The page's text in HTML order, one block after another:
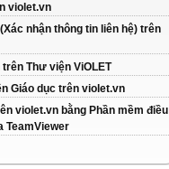
violet.vn
nhận thông tin liên hệ) trên
Thư viện ViOLET
Giáo dục trên violet.vn
violet.vn bằng Phần mềm điều
TeamViewer